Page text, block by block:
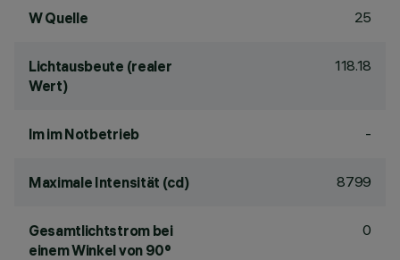
W Quelle 25
Lichtausbeute (realer
Wert)
118.18
lm im Notbetrieb -
Maximale Intensität (cd) 8799
Gesamtlichtstrom bei
einem Winkel von 90°
0